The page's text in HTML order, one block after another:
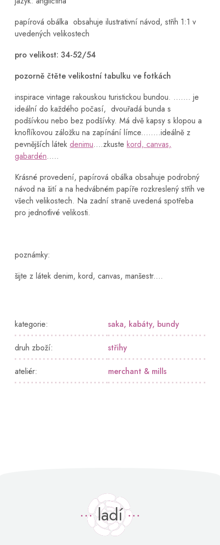
papírová obálka obsahuje ilustrativní návod, střih 1:1 v
uvedených velikostech
pro velikost: 34-52/54
pozorně čtěte velikostní tabulku ve fotkách
inspirace vintage rakouskou turistickou bundou. ....... je
ideální do každého počasí, dvouřadá bunda s
podšívkou nebo bez podšívky. Má dvě kapsy s klopou a
knoflíkovou záložku na zapínání límce........ideálně z
pevnějších látek denimu....zkuste kord, canvas,
gabardén.....
Krásné provedení, papírová obálka obsahuje podrobný
návod na šití a na hedvábném papíře rozkreslený střih ve
všech velikostech. Na zadní straně uvedená spotřeba
pro jednotlivé velikosti.
poznámky:
šijte z látek denim, kord, canvas, manšestr....
kategorie: saka, kabáty, bundy
druh zboží: střihy
ateliér: merchant & mills
ladí